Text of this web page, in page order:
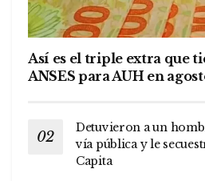
Así es el triple extra que
ANSES para AUH en
Detuvieron a un
vía pública y le
Capita